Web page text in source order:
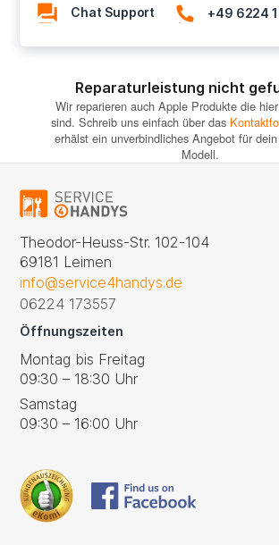
Chat Support +49 6224
Reparaturleistung nicht
Wir reparieren auch Apple Produkte die
sind. Schreib uns einfach über das
erhälst ein unverbindliches Angebot für
Modell.
Theodor-Heuss-Str. 102-104
69181 Leimen
info@service4handys.de
06224 173557
Öffnungszeiten
Montag bis Freitag
09:30 – 18:30 Uhr
Samstag
09:30 – 16:00 Uhr